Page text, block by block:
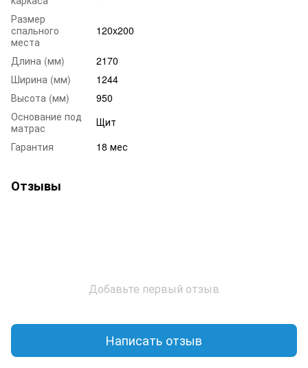
Размер
спального
места
120x200
Длина (мм)
2170
Ширина (мм)
1244
Высота (мм)
950
Основание под
матрас
Щит
Гарантия
18 мес
Отзывы
Добавьте первый отзыв
Написать отзыв